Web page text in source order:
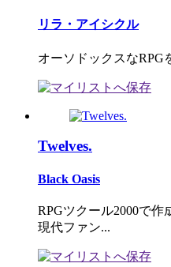
リラ・アイシクル
オーソドックスなRPG
Twelves.
Black Oasis
RPGツクール2000で
現代ファン...